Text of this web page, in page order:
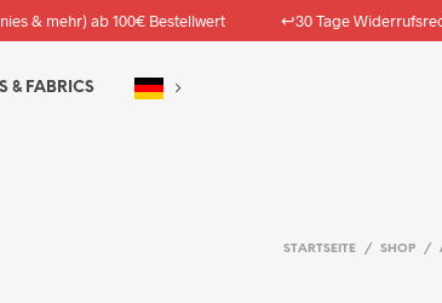
& mehr) ab 100€ Bestellwert ↩️30 Tage
& FABRICS
STARTSEITE / SHOP /